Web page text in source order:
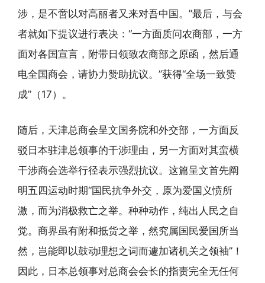
涉，是不啻以对高丽者又来对吾中国。”最后，与会
者就如下提议进行表决：“一方面质问农商部，一方
面对各国宣言，附带日领致农商部之原函，然后通
电全国商会，请协力赞助抗议。”获得“全场一致赞
成”（17）。
随后，天津总商会呈文国务院和外交部，一方面反
驳日本驻津总领事的干涉理由，另一方面对其蛮横
干涉商会选举行径表示强烈抗议。这篇呈文首先阐
明五四运动时期“国民抗争外交，原为爱国义愤所
激，而为消极救亡之举。种种动作，纯出人民之自
觉。商界虽有附和抵货之举，然究属国民爱国所当
然，岂能即以鼓动理想之词而遽加诸机关之领袖”！
因此，日本总领事对总商会会长的指责完全无任何